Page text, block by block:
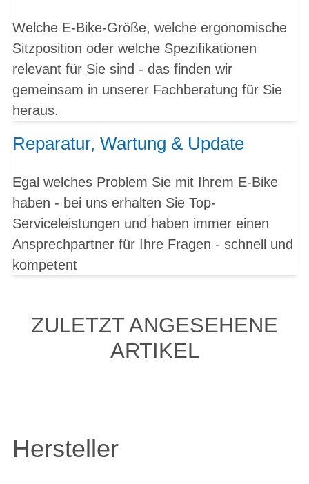
Welche E-Bike-Größe, welche ergonomische
Sitzposition oder welche Spezifikationen
relevant für Sie sind - das finden wir
gemeinsam in unserer Fachberatung für Sie
heraus.
Reparatur, Wartung & Update
Egal welches Problem Sie mit Ihrem E-Bike
haben - bei uns erhalten Sie Top-
Serviceleistungen und haben immer einen
Ansprechpartner für Ihre Fragen - schnell und
kompetent
ZULETZT ANGESEHENE
ARTIKEL
Hersteller